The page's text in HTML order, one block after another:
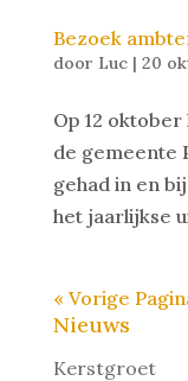
Bezoek
door Luc| 20
Op 12
de gemeente
gehad in en
het jaarlijkse
« Vorige
Nieuws
Kerstgroet